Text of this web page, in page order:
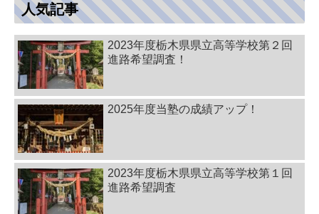
人気記事
2023年度栃木県県立高等学校第２回
進路希望調査！
2025年度当塾の成績アップ！
2023年度栃木県県立高等学校第１回
進路希望調査